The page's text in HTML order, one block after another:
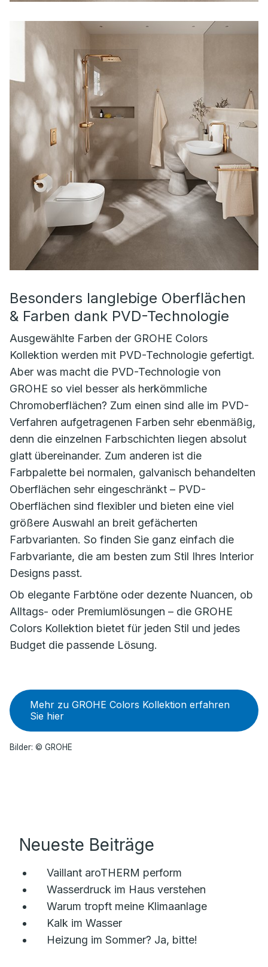
Besonders langlebige Oberflächen
& Farben dank PVD-Technologie
Ausgewählte Farben der GROHE Colors
Kollektion werden mit PVD-Technologie gefertigt.
Aber was macht die PVD-Technologie von
GROHE so viel besser als herkömmliche
Chromoberflächen? Zum einen sind alle im PVD-
Verfahren aufgetragenen Farben sehr ebenmäßig,
denn die einzelnen Farbschichten liegen absolut
glatt übereinander. Zum anderen ist die
Farbpalette bei normalen, galvanisch behandelten
Oberflächen sehr eingeschränkt – PVD-
Oberflächen sind flexibler und bieten eine viel
größere Auswahl an breit gefächerten
Farbvarianten. So finden Sie ganz einfach die
Farbvariante, die am besten zum Stil Ihres Interior
Designs passt.
Ob elegante Farbtöne oder dezente Nuancen, ob
Alltags- oder Premiumlösungen – die GROHE
Colors Kollektion bietet für jeden Stil und jedes
Budget die passende Lösung.
Mehr zu GROHE Colors Kollektion erfahren
Sie hier
Bilder: © GROHE
Neueste Beiträge
Vaillant aroTHERM perform
Wasserdruck im Haus verstehen
Warum tropft meine Klimaanlage
Kalk im Wasser
Heizung im Sommer? Ja, bitte!